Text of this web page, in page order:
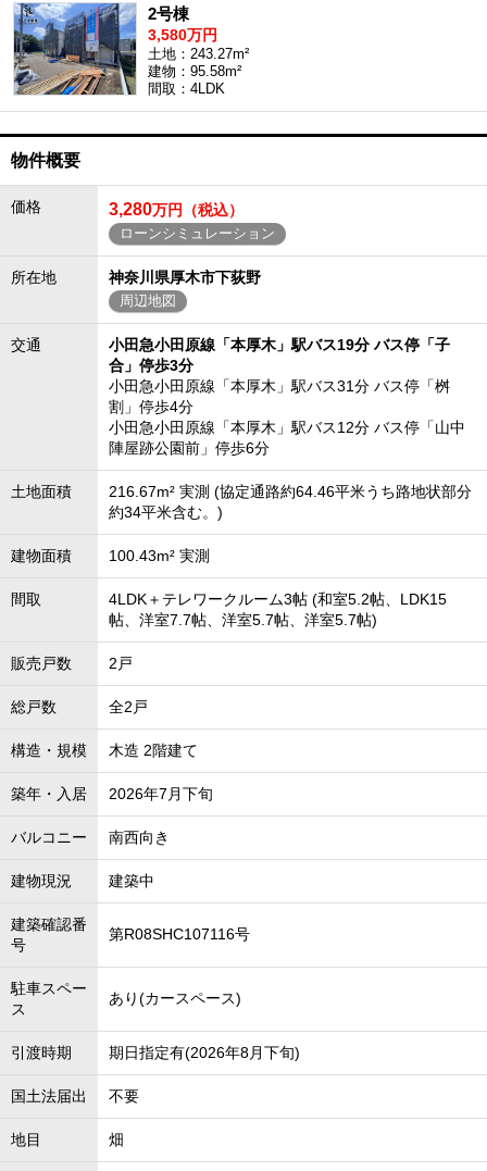
2号棟
3,580万円
土地：243.27m²
建物：95.58m²
間取：4LDK
物件概要
価格 3,280万円（税込）
ローンシミュレーション
所在地 神奈川県厚木市下荻野
周辺地図
交通
小田急小田原線「本厚木」駅バス19分 バス停「子
合」停歩3分
小田急小田原線「本厚木」駅バス31分 バス停「桝
割」停歩4分
小田急小田原線「本厚木」駅バス12分 バス停「山中
陣屋跡公園前」停歩6分
土地面積
216.67m² 実測 (協定通路約64.46平米うち路地状部分
約34平米含む。)
建物面積 100.43m² 実測
間取
4LDK＋テレワークルーム3帖 (和室5.2帖、LDK15
帖、洋室7.7帖、洋室5.7帖、洋室5.7帖)
販売戸数 2戸
総戸数 全2戸
構造・規模 木造 2階建て
築年・入居 2026年7月下旬
バルコニー 南西向き
建物現況 建築中
建築確認番
号
第R08SHC107116号
駐車スペー
ス
あり(カースペース)
引渡時期 期日指定有(2026年8月下旬)
国土法届出 不要
地目 畑